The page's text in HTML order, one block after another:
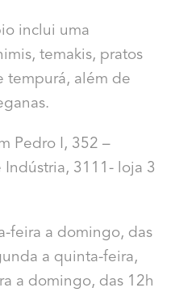
inclui uma
temakis, pratos
tempurá, além de
Pedro I, 352 –
3111- loja 3
feira a domingo, das
a quinta-feira,
a domingo, das 12h